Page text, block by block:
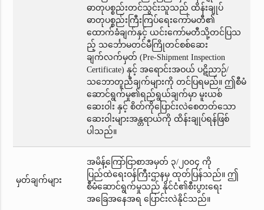
ဓာတုပစ္စည်းတင်သွင်းသူသည် ထိန်းချုပ်
ဓာတုပစ္စည်းကြီးကြပ်ရေးကော်မတီ၏
ထောက်ခံချက်နှင့် ယင်းကော်မတီသို့တင်ပြသ
ည့် သင်္ဘောမတင်မီကြိုတင်စစ်ဆေး
ချက်လက်မှတ် (Pre-Shipment Inspection
Certificate) နှင့် အရောင်းအဝယ် ပဋိညာဉ်/
သဘောတူညီချက်များကို တင်ပြရမည်။ ဤစီမံ
ဆောင်ရွက်မှု၏ရည်ရွယ်ချက်မှာ မူးယစ်
ဆေးဝါး နှင့် စိတ်ကိုပြောင်းလဲစေတတ်သော
ဆေးဝါးများအန္တရာယ်ကို ထိန်းချုပ်ရန်ဖြစ်
ပါသည်။
မှတ်ချက်များ
အမိန့်ကြော်ငြာစာအမှတ် ၃/၂၀၀၄ ကို
ပြည်ထဲရေးဝန်ကြီးဌာနမှ ထုတ်ပြန်သည်။ ဤ
စီမံဆောင်ရွက်မှုသည် နိုင်ငံ၏စီးပွားရေး
အခြေအနေအရ ပြောင်းလဲနိုင်သည်။